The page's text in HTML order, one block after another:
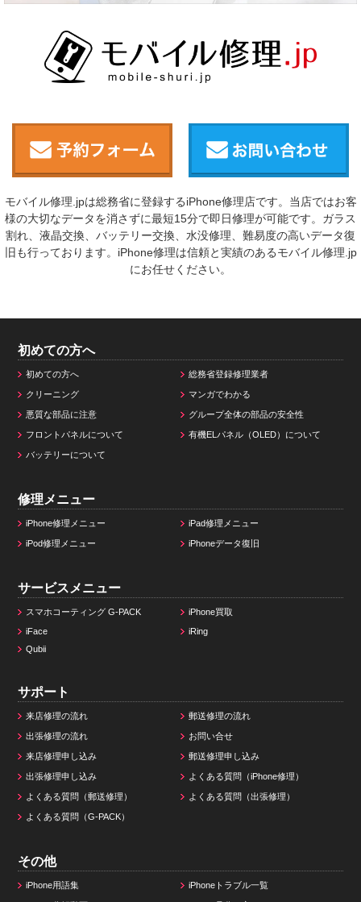
モバイル修理.jpは総務省に登録するiPhone修理店です。当店ではお客
様の大切なデータを消さずに最短15分で即日修理が可能です。ガラス
割れ、液晶交換、バッテリー交換、水没修理、難易度の高いデータ復
旧も行っております。iPhone修理は信頼と実績のあるモバイル修理.jp
にお任せください。
初めての方へ
初めての方へ 総務省登録修理業者
クリーニング マンガでわかる
悪質な部品に注意 グループ全体の部品の安全性
フロントパネルについて 有機ELパネル（OLED）について
バッテリーについて
修理メニュー
iPhone修理メニュー iPad修理メニュー
iPod修理メニュー iPhoneデータ復旧
サービスメニュー
スマホコーティング G-PACK
iPhone買取
iFace
iRing
Qubii
サポート
来店修理の流れ 郵送修理の流れ
出張修理の流れ お問い合せ
来店修理申し込み 郵送修理申し込み
出張修理申し込み よくある質問（iPhone修理）
よくある質問（郵送修理） よくある質問（出張修理）
よくある質問（G-PACK）
その他
iPhone用語集 iPhoneトラブル一覧